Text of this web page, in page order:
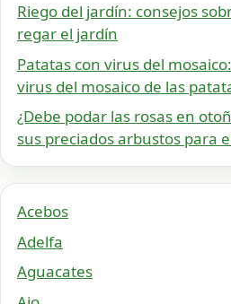
Riego del jardín: consejos
regar el jardín
Patatas con virus del
virus del mosaico de las
¿Debe podar las rosas en
sus preciados arbustos para
Acebos
Adelfa
Aguacates